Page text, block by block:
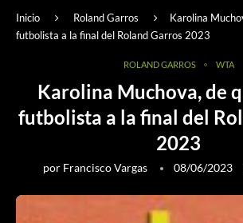
Inicio Roland Garros
Karolina
futbolista a la final del Roland Garros 2023
ROLAND GARROS WTA
Karolina Muchova, de
futbolista a la final del
2023
por Francisco Vargas 08/06/2023